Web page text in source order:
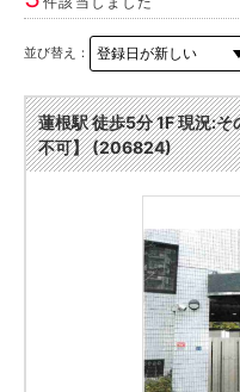
並び替え：
蓮根駅 徒歩5分 1F 現況:
不可】 (206824)